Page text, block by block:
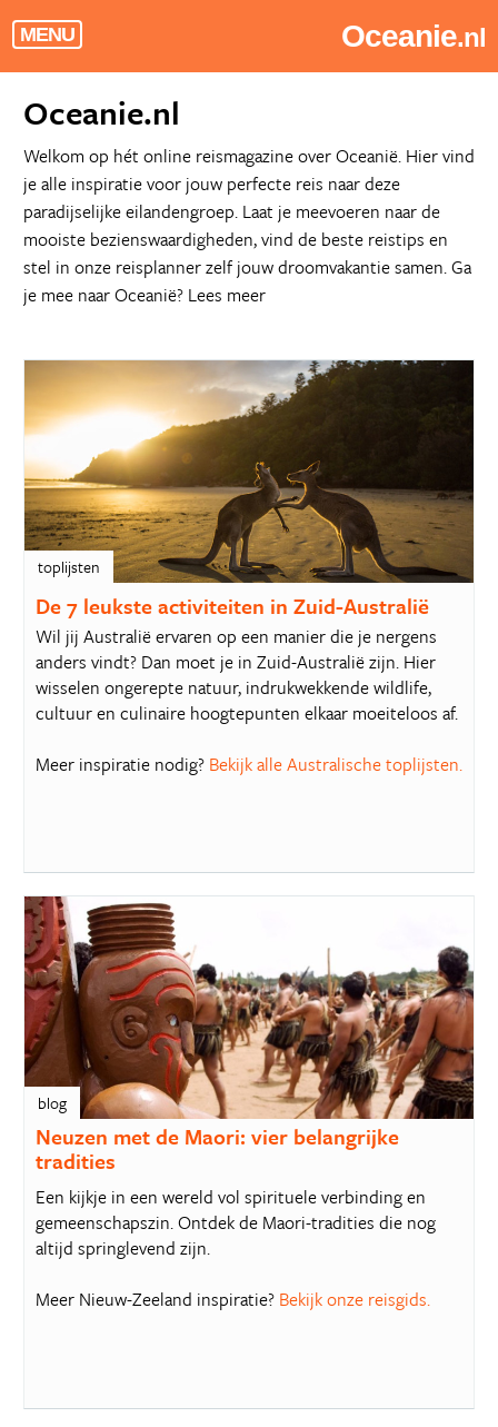
MENU Oceanie.nl
Oceanie.nl
Welkom op hét online reismagazine over Oceanië. Hier vind
je alle inspiratie voor jouw perfecte reis naar deze
paradijselijke eilandengroep. Laat je meevoeren naar de
mooiste bezienswaardigheden, vind de beste reistips en
stel in onze reisplanner zelf jouw droomvakantie samen. Ga
je mee naar Oceanië? Lees meer
toplijsten
De 7 leukste activiteiten in Zuid-Australië
Wil jij Australië ervaren op een manier die je nergens
anders vindt? Dan moet je in Zuid-Australië zijn. Hier
wisselen ongerepte natuur, indrukwekkende wildlife,
cultuur en culinaire hoogtepunten elkaar moeiteloos af.
Meer inspiratie nodig? Bekijk alle Australische toplijsten.
blog
Neuzen met de Maori: vier belangrijke
tradities
Een kijkje in een wereld vol spirituele verbinding en
gemeenschapszin. Ontdek de Maori-tradities die nog
altijd springlevend zijn.
Meer Nieuw-Zeeland inspiratie? Bekijk onze reisgids.